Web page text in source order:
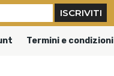
Termini e condizioni